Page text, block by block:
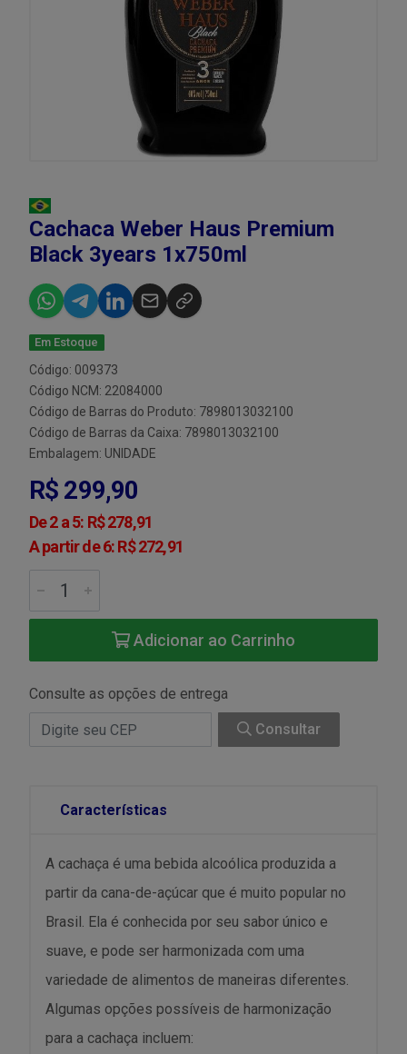
Cachaca Weber Haus Premium
Black 3years 1x750ml
Em Estoque
Código: 009373
Código NCM: 22084000
Código de Barras do Produto: 7898013032100
Código de Barras da Caixa: 7898013032100
Embalagem: UNIDADE
R$ 299,90
De 2 a 5: R$ 278,91
A partir de 6: R$ 272,91
Adicionar ao Carrinho
Consulte as opções de entrega
Consultar
Características
A cachaça é uma bebida alcoólica produzida a
partir da cana-de-açúcar que é muito popular no
Brasil. Ela é conhecida por seu sabor único e
suave, e pode ser harmonizada com uma
variedade de alimentos de maneiras diferentes.
Algumas opções possíveis de harmonização
para a cachaça incluem: